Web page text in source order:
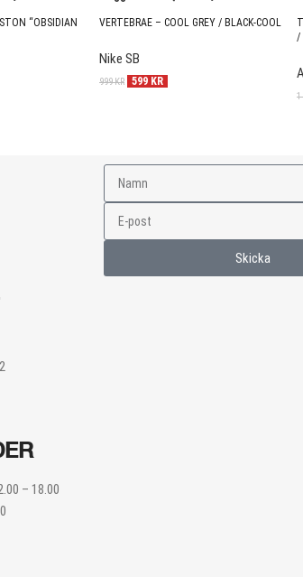
“OBSIDIAN
VERTEBRAE – COOL GREY / BLACK-COOL
Nike SB
999KR 599 KR
/
Skicka
– 18.00